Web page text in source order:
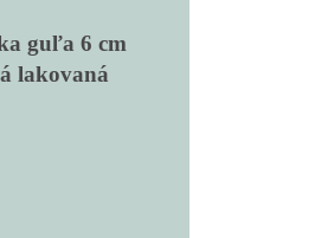
guľa 6 cm
lakovaná